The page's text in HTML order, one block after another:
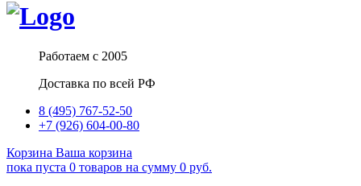
Работаем с 2005
Доставка по всей РФ
8 (495) 767-52-50
+7 (926) 604-00-80
Корзина Ваша корзина
пока пуста 0 товаров на сумму 0 руб.